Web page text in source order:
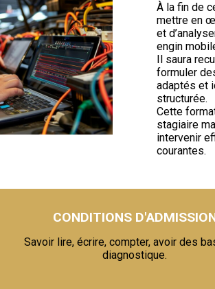
À la fin de
mettre en
et
engin
Il saura
formuler
adaptés et
structurée.
Cette
stagiaire
intervenir
courantes.
CONDITIONS
Savoir lire, écrire, compter, avoir des
diagnostique.